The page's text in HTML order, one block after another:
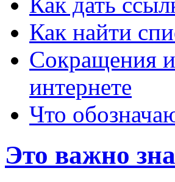
Как найти
Сокращения
интернете
Что
Это важно